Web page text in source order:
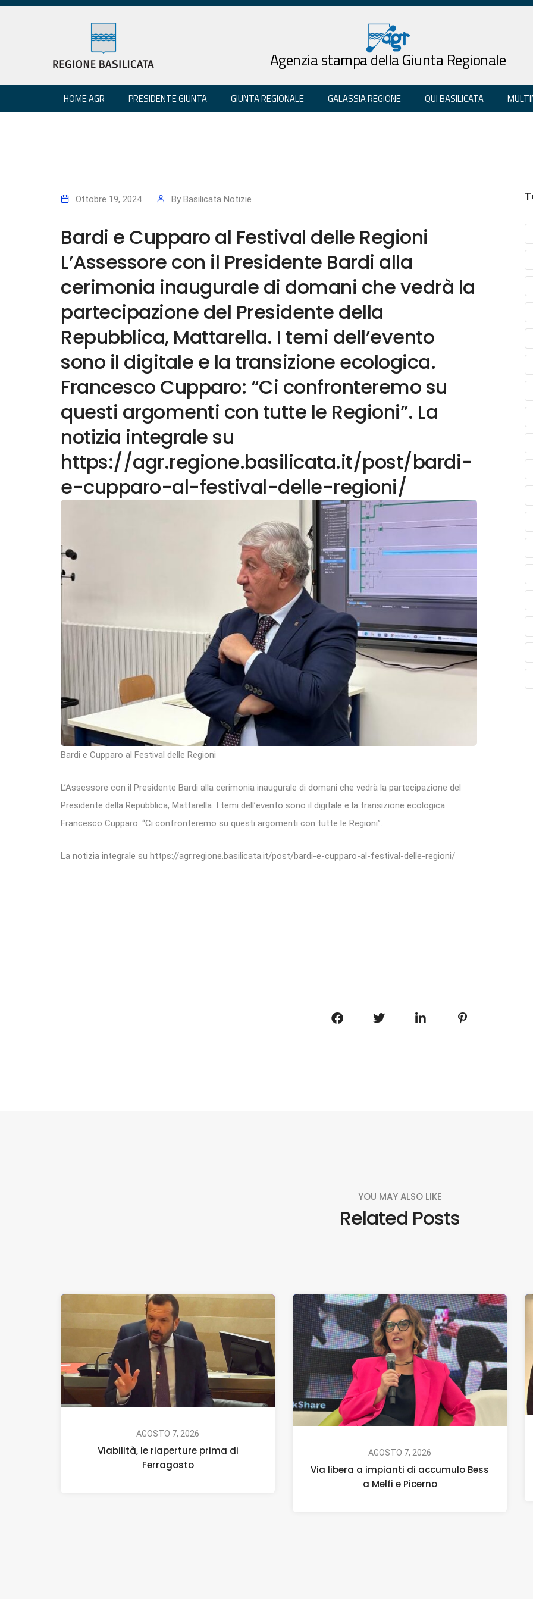
Agenzia stampa della Giunta Regionale
HOME AGR PRESIDENTE GIUNTA GIUNTA REGIONALE GALASSIA REGIONE QUI BASILICATA
Ottobre 19, 2024 By Basilicata Notizie
Bardi e Cupparo al Festival delle Regioni
L’Assessore con il Presidente Bardi alla
cerimonia inaugurale di domani che vedrà la
partecipazione del Presidente della
Repubblica, Mattarella. I temi dell’evento
sono il digitale e la transizione ecologica.
Francesco Cupparo: “Ci confronteremo su
questi argomenti con tutte le Regioni”. La
notizia integrale su
https://agr.regione.basilicata.it/post/bardi-
e-cupparo-al-festival-delle-regioni/
Bardi e Cupparo al Festival delle Regioni
L’Assessore con il Presidente Bardi alla cerimonia inaugurale di domani che vedrà la partecipazione del
Presidente della Repubblica, Mattarella. I temi dell’evento sono il digitale e la transizione ecologica.
Francesco Cupparo: “Ci confronteremo su questi argomenti con tutte le Regioni”.
La notizia integrale su https://agr.regione.basilicata.it/post/bardi-e-cupparo-al-festival-delle-regioni/
YOU MAY ALSO LIKE
Related Posts
AGOSTO 7, 2026
Viabilità, le riaperture prima di
Ferragosto
AGOSTO 7, 2026
Via libera a impianti di accumulo Bess
a Melfi e Picerno